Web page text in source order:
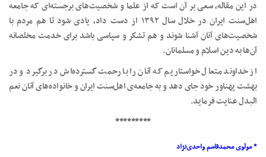
در این مقاله، سعی بر آن است که از علما و شخصیت‌های برجسته‌ای که جامعه
اهل‌سنت ایران در خلال سال ۱۳۹۲ از دست داد، یادی شود تا هم مردم با
شخصیت‌های آنان آشنا شوند و هم تشکر و سپاسی باشد برای خدمت مخلصانه
آن‌ها به دین اسلام و مسلمانان.
از خداوند متعال خواستاریم که آنان را با رحمت گسترده‌اش در برگیرد و در
بهشت پهناور خود جای دهد و به جامعه‌ی اهل‌سنت ایران و خانواده‌های آنان نعم
البدل عنایت فرماید.
*********
* مولوی محمدقاسم واحدی‌نژاد